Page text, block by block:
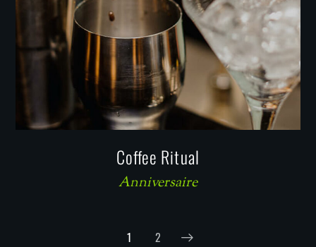
Coffee Ritual
Anniversaire
1 2